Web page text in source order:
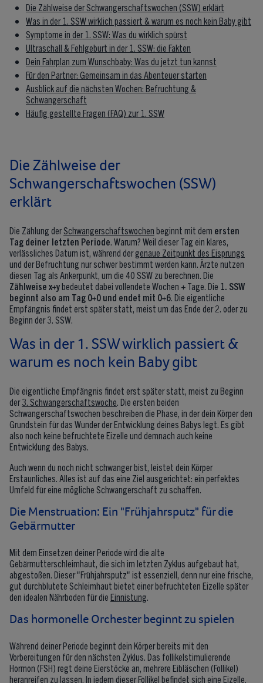
Die Zählweise der Schwangerschaftswochen (SSW) erklärt
Was in der 1. SSW wirklich passiert & warum es noch kein Baby gibt
Symptome in der 1. SSW: Was du wirklich spürst
Ultraschall & Fehlgeburt in der 1. SSW: die Fakten
Dein Fahrplan zum Wunschbaby: Was du jetzt tun kannst
Für den Partner: Gemeinsam in das Abenteuer starten
Ausblick auf die nächsten Wochen: Befruchtung &
Schwangerschaft
Häufig gestellte Fragen (FAQ) zur 1. SSW
Die Zählweise der
Schwangerschaftswochen (SSW)
erklärt
Die Zählung derSchwangerschaftswochen beginnt mit dem ersten
Tag deiner letzten Periode . Warum? Weil dieser Tag ein klares,
verlässliches Datum ist, während dergenaue Zeitpunkt des Eisprungs
und der Befruchtung nur schwer bestimmt werden kann. Ärzte nutzen
diesen Tag als Ankerpunkt, um die 40 SSW zu berechnen. Die
Zählweise x+ybedeutet dabei vollendete Wochen + Tage. Die 1. SSW
beginnt also am Tag 0+0 und endet mit 0+6 . Die eigentliche
Empfängnis findet erst später statt, meist um das Ende der 2. oder zu
Beginn der 3. SSW.
Was in der 1. SSW wirklich passiert &
warum es noch kein Baby gibt
Die eigentliche Empfängnis findet erst später statt, meist zu Beginn
der3. Schwangerschaftswoche . Die ersten beiden
Schwangerschaftswochen beschreiben die Phase, in der dein Körper den
Grundstein für das Wunder der Entwicklung deines Babys legt. Es gibt
also noch keine befruchtete Eizelle und demnach auch keine
Entwicklung des Babys.
Auch wenn du noch nicht schwanger bist, leistet dein Körper
Erstaunliches. Alles ist auf das eine Ziel ausgerichtet: ein perfektes
Umfeld für eine mögliche Schwangerschaft zu schaffen.
Die Menstruation: Ein "Frühjahrsputz" für die
Gebärmutter
Mit dem Einsetzen deiner Periode wird die alte
Gebärmutterschleimhaut, die sich im letzten Zyklus aufgebaut hat,
abgestoßen. Dieser "Frühjahrsputz" ist essenziell, denn nur eine frische,
gut durchblutete Schleimhaut bietet einer befruchteten Eizelle später
den idealen Nährboden für die Einnistung
Das hormonelle Orchester beginnt zu spielen
Während deiner Periode beginnt dein Körper bereits mit den
Vorbereitungen für den nächsten Zyklus. Das follikelstimulierende
Hormon (FSH) regt deine Eierstöcke an, mehrere Eibläschen (Follikel)
heranreifen zu lassen. In jedem dieser Follikel befindet sich eine Eizelle.